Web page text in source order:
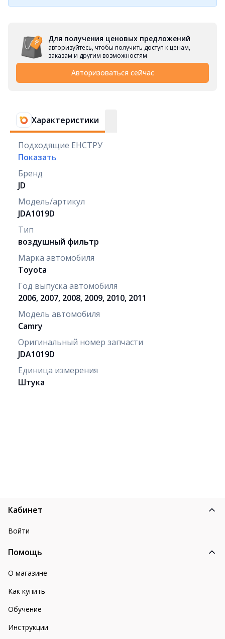
Для получения ценовых предложений
авторизуйтесь, чтобы получить доступ к ценам,
заказам и другим возможностям
Авторизоваться сейчас
Характеристики
Подходящие ЕНСТРУ
Показать
Бренд
JD
Модель/артикул
JDA1019D
Тип
воздушный фильтр
Марка автомобиля
Toyota
Год выпуска автомобиля
2006, 2007, 2008, 2009, 2010, 2011
Модель автомобиля
Camry
Оригинальный номер запчасти
JDA1019D
Единица измерения
Штука
Кабинет
Войти
Помощь
О магазине
Как купить
Обучение
Инструкции